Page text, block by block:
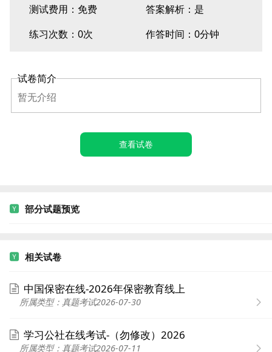
测试费用： 免费
答案解析：是
练习次数：0次
作答时间：0分钟
试卷简介
暂无介绍
查看试卷
部分试题预览
相关试卷
中国保密在线-2026年保密教育线上
所属类型：真题考试2026-07-30
学习公社在线考试-（勿修改）2026
所属类型：真题考试2026-07-11